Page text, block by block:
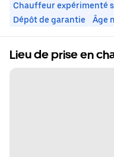
Chauffeur expérimenté
Dépôt de garantie
Âge
Lieu de prise en